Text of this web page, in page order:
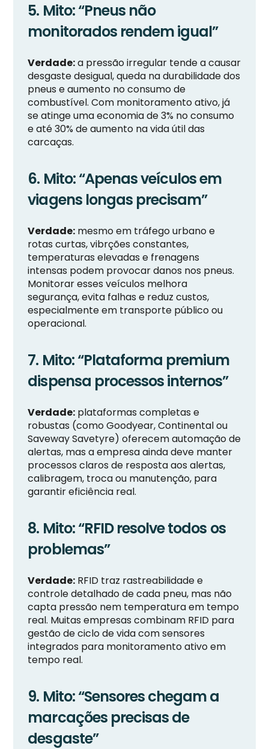
5. Mito: “Pneus não
monitorados rendem igual”
Verdade:a pressão irregular tende a causar
desgaste desigual, queda na durabilidade dos
pneus e aumento no consumo de
combustível. Com monitoramento ativo, já
se atinge uma economia de 3% no consumo
e até 30% de aumento na vida útil das
carcaças.
6. Mito: “Apenas veículos em
viagens longas precisam”
Verdade: mesmo em tráfego urbano e
rotas curtas, vibrções constantes,
temperaturas elevadas e frenagens
intensas podem provocar danos nos pneus.
Monitorar esses veículos melhora
segurança, evita falhas e reduz custos,
especialmente em transporte público ou
operacional.
7. Mito: “Plataforma premium
dispensa processos internos”
Verdade: plataformas completas e
robustas (como Goodyear, Continental ou
Saveway Savetyre) oferecem automação de
alertas, mas a empresa ainda deve manter
processos claros de resposta aos alertas,
calibragem, troca ou manutenção, para
garantir eficiência real.
8. Mito: “RFID resolve todos os
problemas”
Verdade: RFID traz rastreabilidade e
controle detalhado de cada pneu, mas não
capta pressão nem temperatura em tempo
real. Muitas empresas combinam RFID para
gestão de ciclo de vida com sensores
integrados para monitoramento ativo em
tempo real.
9. Mito: “Sensores chegam a
marcações precisas de
desgaste”